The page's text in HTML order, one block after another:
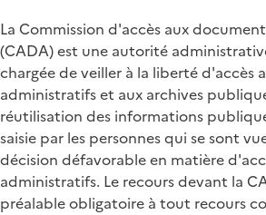
La Commission d'accès aux
(CADA) est une autorité
chargée de veiller à la liberté d'accès
administratifs et aux archives
réutilisation des informations
saisie par les personnes qui se sont
décision défavorable en matière
administratifs. Le recours devant la
préalable obligatoire à tout recours